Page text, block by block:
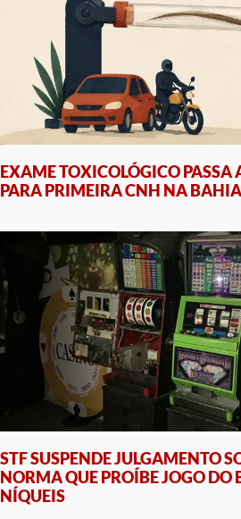
EXAME TOXICOLÓGICO PASSA
PARA PRIMEIRA CNH NA BAHIA
STF SUSPENDE JULGAMENTO
NORMA QUE PROÍBE JOGO DO
NÍQUEIS